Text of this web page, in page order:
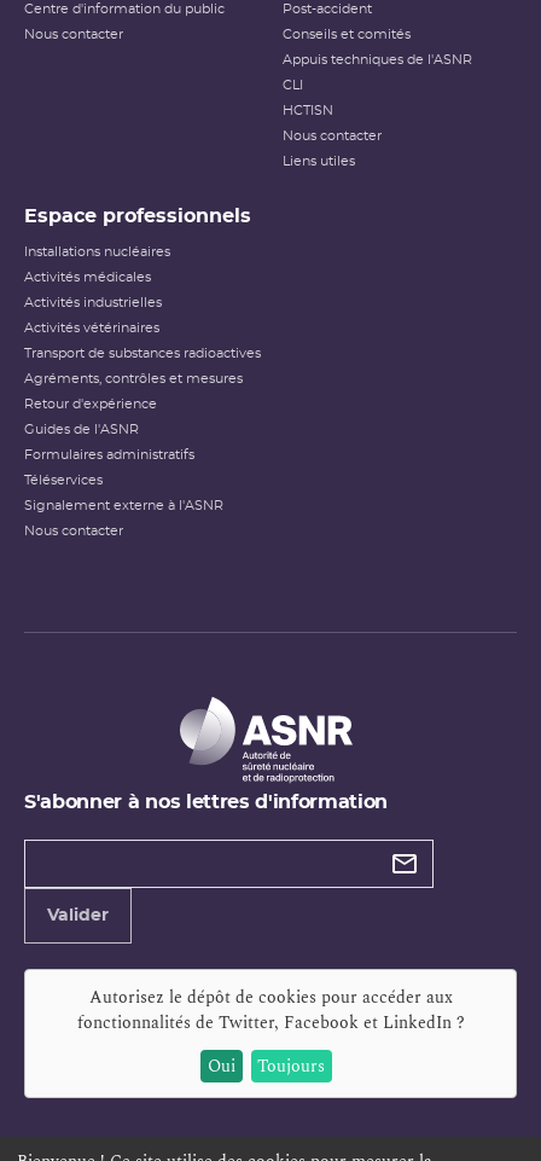
Centre d'information du public
Nous contacter
Post-accident
Conseils et comités
Appuis techniques de l'ASNR
CLI
HCTISN
Nous contacter
Liens utiles
Espace professionnels
Installations nucléaires
Activités médicales
Activités industrielles
Activités vétérinaires
Transport de substances radioactives
Agréments, contrôles et mesures
Retour d'expérience
Guides de l'ASNR
Formulaires administratifs
Téléservices
Signalement externe à l'ASNR
Nous contacter
S'abonner à nos lettres d'information
Types de
Valider
Autorisez le dépôt de cookies pour accéder aux
fonctionnalités de Twitter, Facebook et LinkedIn?
Oui
Toujours